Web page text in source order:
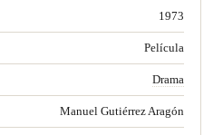
1973
Película
Drama
Manuel Gutiérrez Aragón